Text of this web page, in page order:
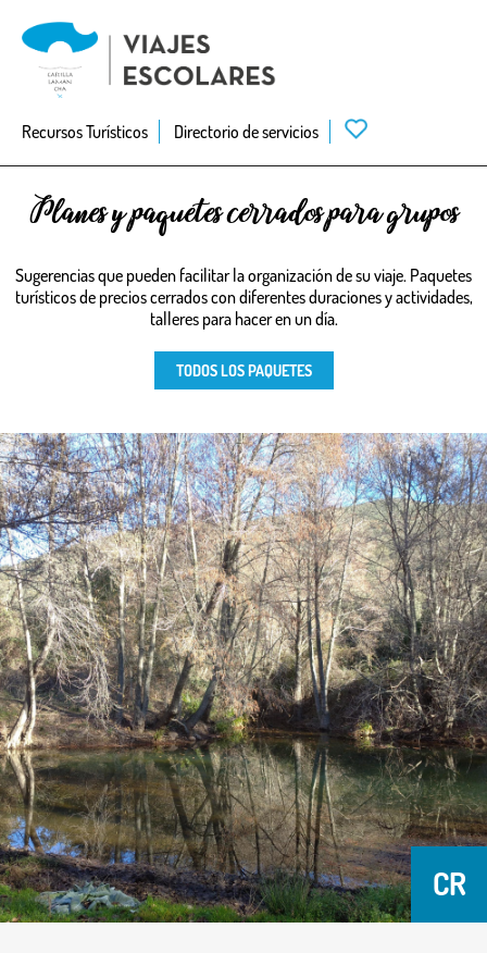
main
navigation
Recursos Turísticos Directorio de servicios
Planes y paquetes cerrados para grupos
Sugerencias que pueden facilitar la organización de su viaje. Paquetes
turísticos de precios cerrados con diferentes duraciones y actividades,
talleres para hacer en un día.
TODOS LOS PAQUETES
CR